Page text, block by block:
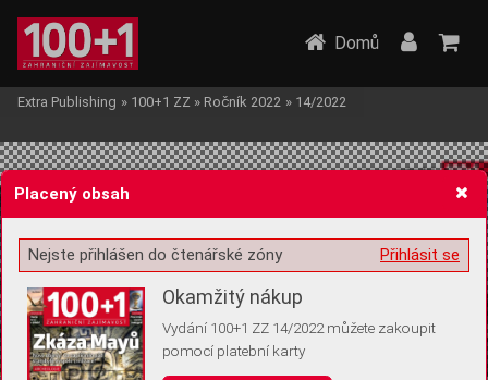
Žádost o souhlas s ukládáním volitelných informací
Domů
Extra Publishing » 100+1 ZZ » Ročník 2022 » 14/2022
Placený obsah
Přihlásit se
Nejste přihlášen do čtenářské zóny
Okamžitý nákup
Vydání 100+1 ZZ 14/2022 můžete zakoupit
pomocí platební karty